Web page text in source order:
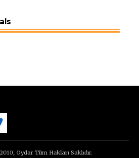
Oydar Tüm Hakları Saklıdır.